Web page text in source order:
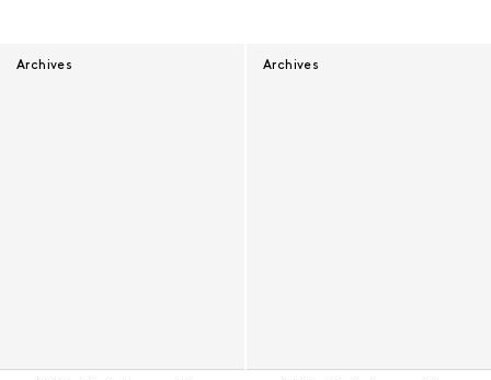
Archives Archives